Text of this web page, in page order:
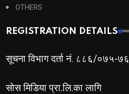
OTHERS
REGISTRATION DETAILS
सूचना विभाग दर्ता नं. ८८६/०७५-७६
सोस मिडिया प्रा.लि.का लागि